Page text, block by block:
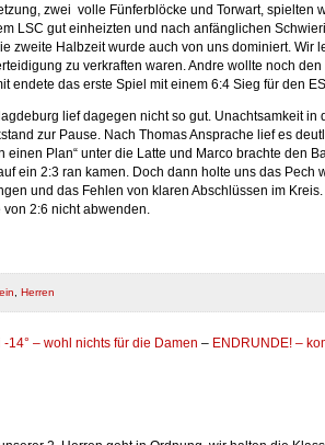
zwei volle Fünferblöcke und Torwart, spielten
LSC gut einheizten und nach anfänglichen
zweite Halbzeit wurde auch von uns dominiert. Wir
zu verkraften waren. Andre wollte noch
endete das erste Spiel mit einem 6:4 Sieg für den
lief dagegen nicht so gut. Unachtsamkeit in
zur Pause. Nach Thomas Ansprache lief es
einen Plan“ unter die Latte und Marco brachte den
ein 2:3 ran kamen. Doch dann holte uns das Pech
und das Fehlen von klaren Abschlüssen im
2:6 nicht abwenden.
Herren
14° – wohl nichts für die Damen – ENDRUNDE! –